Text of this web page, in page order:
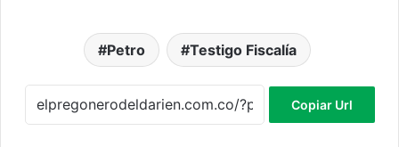
Petro Testigo Fiscalía
Copiar Url